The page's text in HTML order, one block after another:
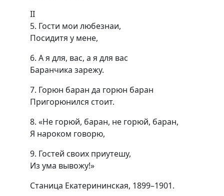
II
5. Гости мои любезнаи,
Посидитя у мене,
6. А я для, вас, а я для вас
Баранчика зарежу.
7. Горюн баран да горюн баран
Пригорюнился стоит.
8. «Не горюй, баран, не горюй, баран,
Я нароком говорю,
9. Гостей своих приутешу,
Из ума вывожу!»
Станица Екатерининская, 1899–1901.